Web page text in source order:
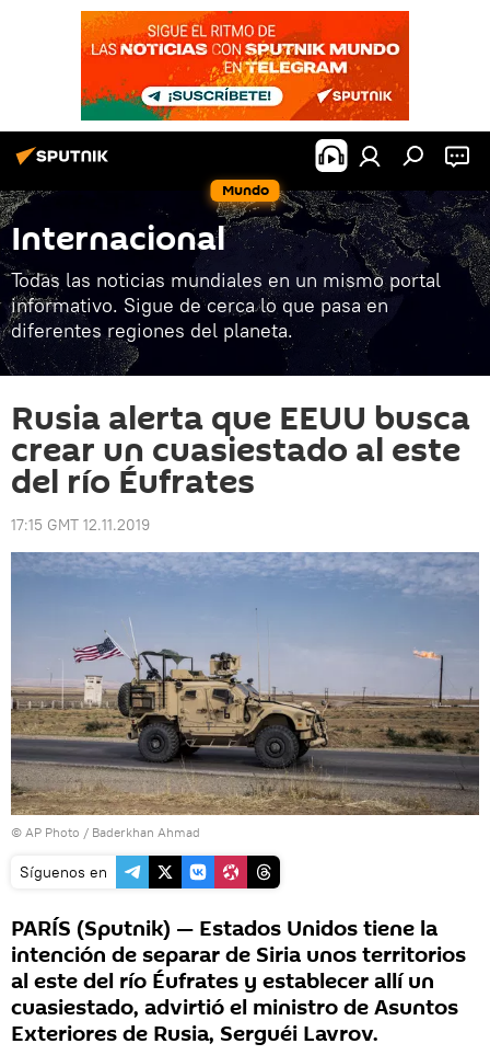
Mundo
Internacional
Todas las noticias mundiales en un mismo portal
informativo. Sigue de cerca lo que pasa en
diferentes regiones del planeta.
Rusia alerta que EEUU busca
crear un cuasiestado al este
del río Éufrates
17:15 GMT 12.11.2019
© AP Photo / Baderkhan Ahmad
Síguenos en
PARÍS (Sputnik) — Estados Unidos tiene la
intención de separar de Siria unos territorios
al este del río Éufrates y establecer allí un
cuasiestado, advirtió el ministro de Asuntos
Exteriores de Rusia, Serguéi Lavrov.